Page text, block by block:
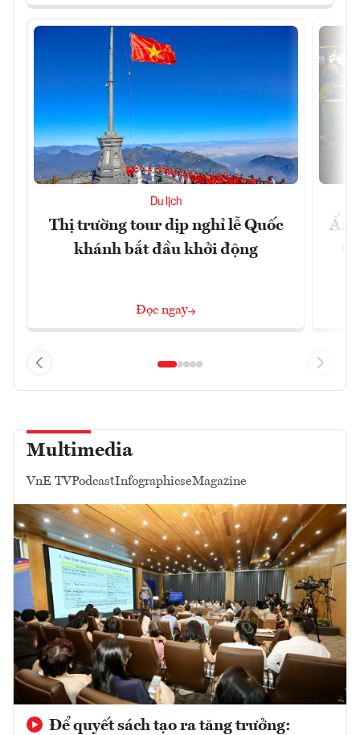
Du lịch
Thị trường tour dịp nghỉ lễ Quốc
khánh bắt đầu khởi động
Đọc ngay
Ẩm
Multimedia
VnE TVPodcastInfographicseMagazine
Để quyết sách tạo ra tăng trưởng: